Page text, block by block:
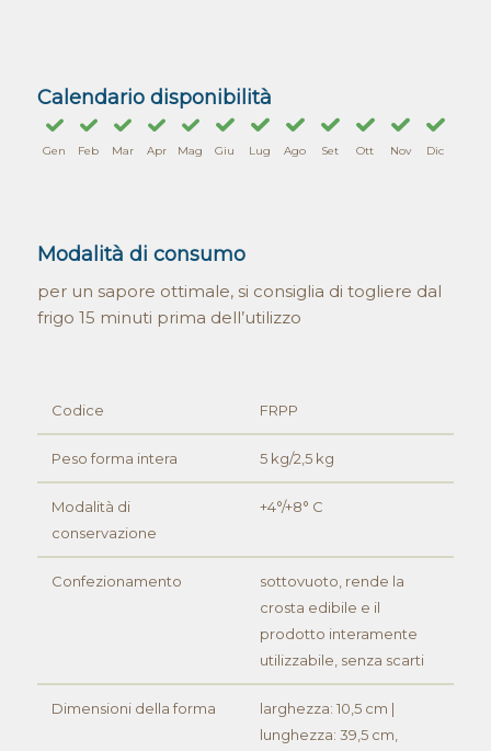
Calendario disponibilità
Gen Feb Mar Apr Mag Giu Lug Ago Set Ott Nov Dic
Modalità di consumo
per un sapore ottimale, si consiglia di togliere dal
frigo 15 minuti prima dell’utilizzo
Codice FRPP
Peso forma intera 5 kg/2,5 kg
Modalità di
conservazione
+4°/+8° C
Confezionamento
sottovuoto, rende la
crosta edibile e il
prodotto interamente
utilizzabile, senza scarti
Dimensioni della forma
larghezza: 10,5 cm |
lunghezza: 39,5 cm,